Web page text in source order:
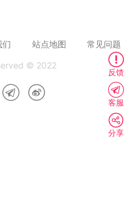
反馈
客服
分享
们 站点地图 常见问题
© 2022